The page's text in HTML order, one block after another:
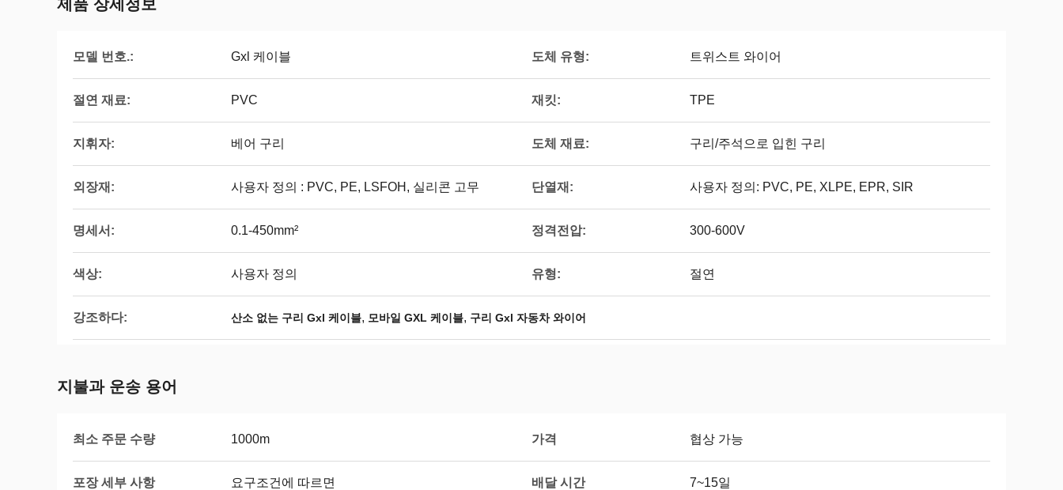
제품 상세정보
모델 번호.: Gxl 케이블 도체 유형: 트위스트 와이어
절연 재료: PVC 재킷: TPE
지휘자: 베어 구리 도체 재료: 구리/주석으로 입힌 구리
외장재: 사용자 정의 : PVC, PE, LSFOH, 실리콘 고무 단열재: 사용자 정의: PVC, PE, XLPE, EPR, SIR
명세서: 0.1-450mm² 정격전압: 300-600V
색상: 사용자 정의 유형: 절연
강조하다: 산소 없는 구리 Gxl 케이블, 모바일 GXL 케이블, 구리 Gxl 자동차 와이어
지불과 운송 용어
최소 주문 수량 1000m 가격 협상 가능
포장 세부 사항 요구조건에 따르면 배달 시간 7~15일